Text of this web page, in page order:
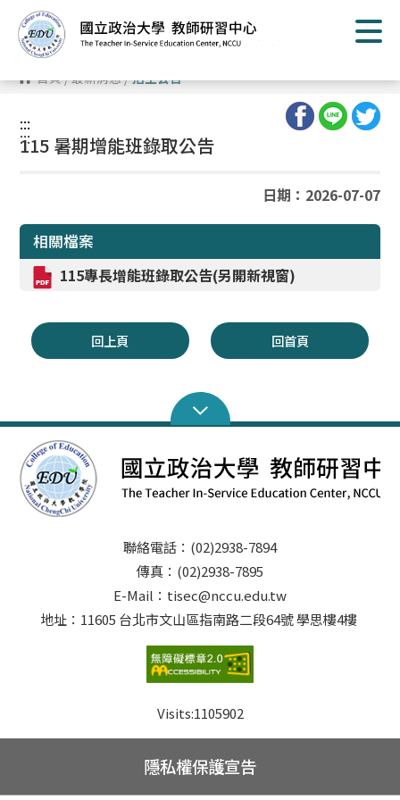
到
主
要
容 首頁/最新消息/招生公告
:::
:::
115 暑期增能班錄取公告
日期：2026-07-07
相關檔案
115專長增能班錄取公告(另開新視窗)
回上頁 回首頁
聯絡電話：(02)2938-7894
傳真：(02)2938-7895
E-Mail：tisec@nccu.edu.tw
地址：11605 台北市文山區指南路二段64號 學思樓4樓
Visits:1105902
隱私權保護宣告